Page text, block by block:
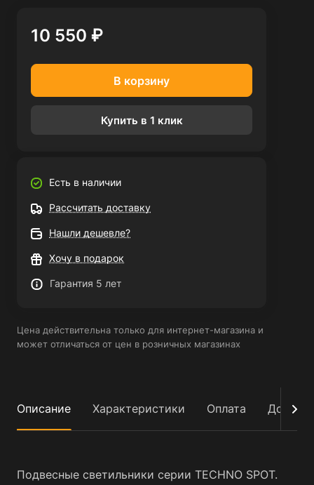
10 550 ₽
В корзину
Купить в 1 клик
Есть в наличии
Рассчитать доставку
Нашли дешевле?
Хочу в подарок
Гарантия 5 лет
Цена действительна только для интернет-магазина и
может отличаться от цен в розничных магазинах
Описание Характеристики Оплата
Подвесные светильники серии TECHNO SPOT.